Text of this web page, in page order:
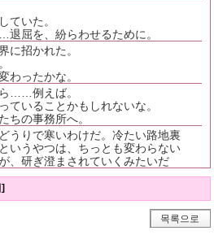
ていた。
屈を、紛らわせるために。
に招かれた。
わったかな。
……例えば。
ていることかもしれないな。
の事務所へ。
うりで寒いわけだ。冷たい路地裏
いうやつは、ちっとも変わらない
、研ぎ澄まされていくみたいだ
목록으로